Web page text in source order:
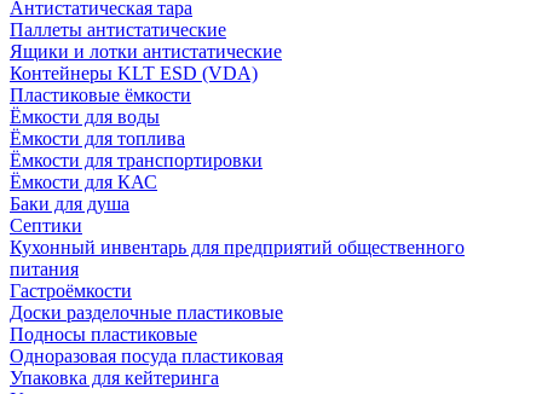
Антистатическая тара
Паллеты антистатические
Ящики и лотки антистатические
Контейнеры KLT ESD (VDA)
Пластиковые ёмкости
Ёмкости для воды
Ёмкости для топлива
Ёмкости для транспортировки
Ёмкости для КАС
Баки для душа
Септики
Кухонный инвентарь для предприятий общественного
питания
Гастроёмкости
Доски разделочные пластиковые
Подносы пластиковые
Одноразовая посуда пластиковая
Упаковка для кейтеринга